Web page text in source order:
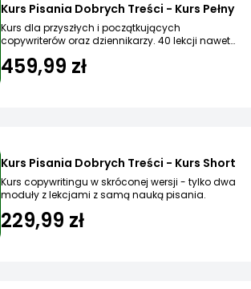
Kurs Pisania Dobrych Treści - Kurs Pełny
Kurs dla przyszłych i początkujących
copywriterów oraz dziennikarzy. 40 lekcji nawet
459,99 zł
Kurs Pisania Dobrych Treści - Kurs Short
Kurs copywritingu w skróconej wersji - tylko dwa
moduły z lekcjami z samą nauką pisania.
229,99 zł